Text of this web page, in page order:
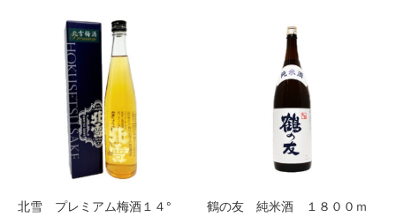
髙千代酒造／髙千代 1800ml
Description
Description
北雪 プレミアム梅酒１４°
鶴の友 純米酒 １８００ｍ